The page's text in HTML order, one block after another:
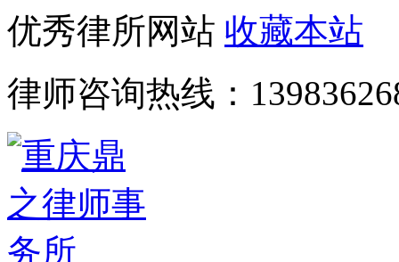
优秀律所网站 收藏本站
律师咨询热线：